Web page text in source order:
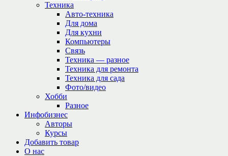
Техника
Авто-техника
Для дома
Для кухни
Компьютеры
Связь
Техника — разное
Техника для ремонта
Техника для сада
Фото/видео
Хобби
Разное
Инфобизнес
Авторы
Курсы
Добавить товар
О нас